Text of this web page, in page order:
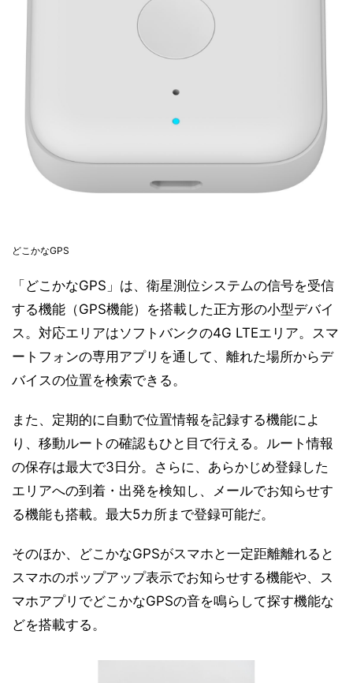
どこかなGPS
「どこかなGPS」は、衛星測位システムの信号を受信
する機能（GPS機能）を搭載した正方形の小型デバイ
ス。対応エリアはソフトバンクの4G LTEエリア。スマ
ートフォンの専用アプリを通して、離れた場所からデ
バイスの位置を検索できる。
また、定期的に自動で位置情報を記録する機能によ
り、移動ルートの確認もひと目で行える。ルート情報
の保存は最大で3日分。さらに、あらかじめ登録した
エリアへの到着・出発を検知し、メールでお知らせす
る機能も搭載。最大5カ所まで登録可能だ。
そのほか、どこかなGPSがスマホと一定距離離れると
スマホのポップアップ表示でお知らせする機能や、ス
マホアプリでどこかなGPSの音を鳴らして探す機能な
どを搭載する。